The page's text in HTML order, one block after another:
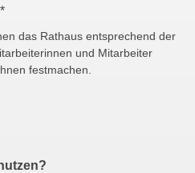
das Rathaus entsprechend der
und Mitarbeiter
festmachen.